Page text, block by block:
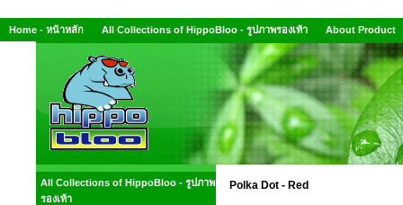
Home - หน้าหลัก All Collections of HippoBloo - รูปภาพรองเท้า About Product
All Collections of HippoBloo - รูปภาพ
รองเท้า
Polka Dot - Red